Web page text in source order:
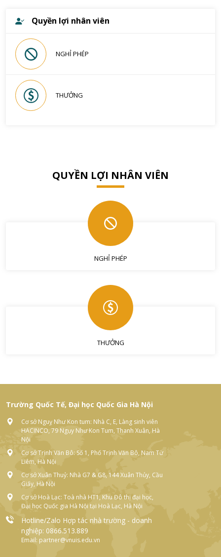
Quyền lợi nhân viên
NGHỈ PHÉP
THƯỞNG
QUYỀN LỢI NHÂN VIÊN
NGHỈ PHÉP
THƯỞNG
Trường Quốc Tế, Đại học Quốc Gia Hà Nội
Cơ sở Nguỵ Như Kon tum: Nhà C, E, Làng sinh viên
HACINCO, 79 Ngụy Như Kon Tum, Thanh Xuân, Hà
Nội
Cơ sở Trịnh Văn Bô: Số 1, Phố Trịnh Văn Bô, Nam Từ
Liêm, Hà Nội
Cơ sở Xuân Thuỷ: Nhà G7 & G8, 144 Xuân Thủy, Cầu
Giấy, Hà Nội
Cơ sở Hoà Lạc: Toà nhà HT1, Khu Đô thị đại học,
Đại học Quốc gia Hà Nội tại Hoà Lạc, Hà Nội
Hotline/Zalo Hợp tác nhà trường - doanh
nghiệp: 0866.513.889
Email: partner@vnuis.edu.vn